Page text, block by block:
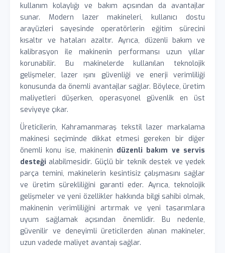
kullanım kolaylığı ve bakım açısından da avantajlar
sunar. Modern lazer makineleri, kullanıcı dostu
arayüzleri sayesinde operatörlerin eğitim sürecini
kısaltır ve hataları azaltır. Ayrıca, düzenli bakım ve
kalibrasyon ile makinenin performansı uzun yıllar
korunabilir. Bu makinelerde kullanılan teknolojik
gelişmeler, lazer ışını güvenliği ve enerji verimliliği
konusunda da önemli avantajlar sağlar. Böylece, üretim
maliyetleri düşerken, operasyonel güvenlik en üst
seviyeye çıkar.
Üreticilerin, Kahramanmaraş tekstil lazer markalama
makinesi seçiminde dikkat etmesi gereken bir diğer
önemli konu ise, makinenin düzenli bakım ve servis
desteği alabilmesidir. Güçlü bir teknik destek ve yedek
parça temini, makinelerin kesintisiz çalışmasını sağlar
ve üretim sürekliliğini garanti eder. Ayrıca, teknolojik
gelişmeler ve yeni özellikler hakkında bilgi sahibi olmak,
makinenin verimliliğini artırmak ve yeni tasarımlara
uyum sağlamak açısından önemlidir. Bu nedenle,
güvenilir ve deneyimli üreticilerden alınan makineler,
uzun vadede maliyet avantajı sağlar.